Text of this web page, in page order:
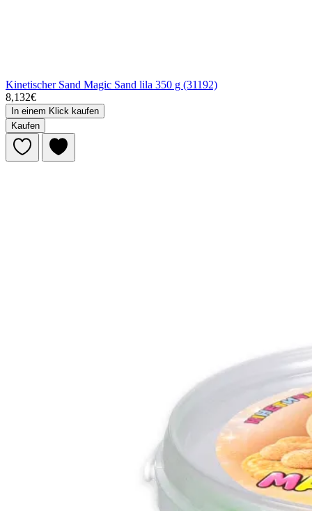
Kinetischer Sand Magic Sand lila 350 g (31192)
8,132€
In einem Klick kaufen
Kaufen